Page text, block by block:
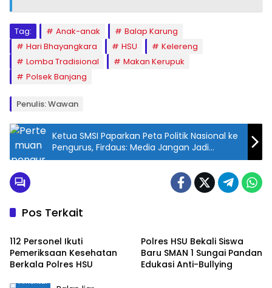
p
p
Tag: Anak-anak
Balap Karung
Hari Bhayangkara
HSU
Kelereng
Lomba Tradisional
Makan Kerupuk
Polsek Banjang
Penulis: Wawan
Ketua SMSI Paparkan Peta Politik Nasional ke
Pengurus, Firdaus: Media Jangan Jadi
Penonton
Pos Terkait
Amuntai
112 Personel Ikuti
Pemeriksaan Kesehatan
Berkala Polres HSU
Polres HSU Bekali Siswa
Baru SMAN 1 Sungai Pandan
Edukasi Anti-Bullying
Amuntai
Amuntai